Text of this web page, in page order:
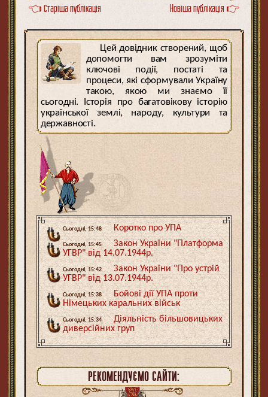
👈 Старіша публікація Новіша публікація 👉
Цей довідник створений, щоб
допомогти вам зрозуміти
ключові події, постаті та
процеси, які сформували Україну
такою, якою ми знаємо її
сьогодні. Історія про багатовікову історію
української землі, народу, культури та
державності.
Сьогодні, 15:48 Коротко про УПА
Сьогодні, 15:45
Закон України "Платформа
УГВР" від 14.07.1944р.
Сьогодні, 15:42
Закон України "Про устрій
УГВР" від 13.07.1944р.
Сьогодні, 15:38
Бойові дії УПА проти
Німецьких каральних військ
Сьогодні, 15:34
Діяльність більшовицьких
диверсійних груп
РЕКОМЕНДУЄМО САЙТИ: